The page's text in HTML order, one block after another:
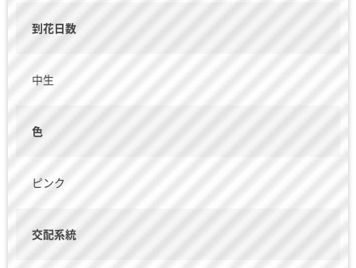
到花日数
中生
色
ピンク
交配系統